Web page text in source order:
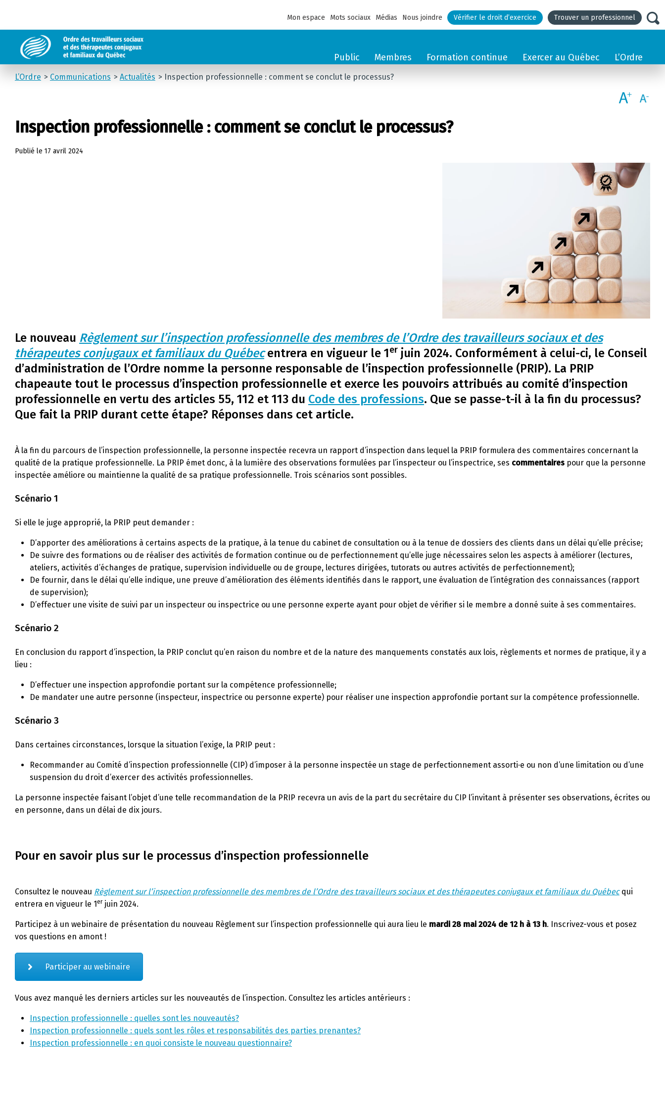
Mon espace Mots sociaux Médias Nous joindre Vérifier le droit d’exercice Trouver un professionnel
Public Membres Formation continue Exercer au Québec L’Ordre
L’Ordre Communications Actualités Inspection professionnelle : comment se conclut le processus?
Inspection professionnelle : comment se conclut le processus?
Publié le 17 avril 2024
Le nouveau Règlement sur l’inspection professionnelle des membres de l’Ordre des travailleurs sociaux et des
thérapeutes conjugaux et familiaux du Québecentrera en vigueur le 1er juin 2024. Conformément à celui-ci, le Conseil
d’administration de l’Ordre nomme la personne responsable de l’inspection professionnelle (PRIP). La PRIP
chapeaute tout le processus d’inspection professionnelle et exerce les pouvoirs attribués au comité d’inspection
professionnelle en vertu des articles 55, 112 et 113 du Code des professions. Que se passe-t-il à la fin du processus?
Que fait la PRIP durant cette étape? Réponses dans cet article.
À la fin du parcours de l’inspection professionnelle, la personne inspectée recevra un rapport d’inspection dans lequel la PRIP formulera des commentaires concernant la
qualité de la pratique professionnelle. La PRIP émet donc, à la lumière des observations formulées par l’inspecteur ou l’inspectrice, ses commentaires pour que la personne
inspectée améliore ou maintienne la qualité de sa pratique professionnelle. Trois scénarios sont possibles.
Scénario 1
Si elle le juge approprié, la PRIP peut demander :
D’apporter des améliorations à certains aspects de la pratique, à la tenue du cabinet de consultation ou à la tenue de dossiers des clients dans un délai qu’elle précise;
De suivre des formations ou de réaliser des activités de formation continue ou de perfectionnement qu’elle juge nécessaires selon les aspects à améliorer (lectures,
ateliers, activités d’échanges de pratique, supervision individuelle ou de groupe, lectures dirigées, tutorats ou autres activités de perfectionnement);
De fournir, dans le délai qu’elle indique, une preuve d’amélioration des éléments identifiés dans le rapport, une évaluation de l’intégration des connaissances (rapport
de supervision);
D’effectuer une visite de suivi par un inspecteur ou inspectrice ou une personne experte ayant pour objet de vérifier si le membre a donné suite à ses commentaires.
Scénario 2
En conclusion du rapport d’inspection, la PRIP conclut qu’en raison du nombre et de la nature des manquements constatés aux lois, règlements et normes de pratique, il y a
lieu :
D’effectuer une inspection approfondie portant sur la compétence professionnelle;
De mandater une autre personne (inspecteur, inspectrice ou personne experte) pour réaliser une inspection approfondie portant sur la compétence professionnelle.
Scénario 3
Dans certaines circonstances, lorsque la situation l’exige, la PRIP peut :
Recommander au Comité d’inspection professionnelle (CIP) d’imposer à la personne inspectée un stage de perfectionnement assorti·e ou non d’une limitation ou d’une
suspension du droit d’exercer des activités professionnelles.
La personne inspectée faisant l’objet d’une telle recommandation de la PRIP recevra un avis de la part du secrétaire du CIP l’invitant à présenter ses observations, écrites ou
en personne, dans un délai de dix jours.
Pour en savoir plus sur le processus d’inspection professionnelle
Consultez le nouveau Règlement sur l’inspection professionnelle des membres de l’Ordre des travailleurs sociaux et des thérapeutes conjugaux et familiaux du Québecqui
entrera en vigueur le 1 er juin 2024.
Participez à un webinaire de présentation du nouveau Règlement sur l’inspection professionnelle qui aura lieu le mardi 28 mai 2024 de 12 h à 13 h. Inscrivez-vous et posez
vos questions en amont !
Participer au webinaire
Vous avez manqué les derniers articles sur les nouveautés de l’inspection. Consultez les articles antérieurs :
Inspection professionnelle : quelles sont les nouveautés?
Inspection professionnelle : quels sont les rôles et responsabilités des parties prenantes?
Inspection professionnelle : en quoi consiste le nouveau questionnaire?